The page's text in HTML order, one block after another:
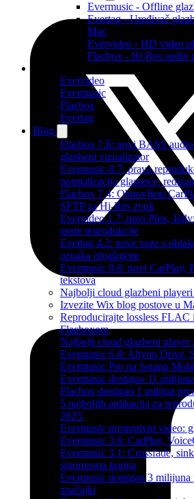
Evermusic - Offline
Evertag - Uređivač
Mac
Evervideo - HD video
Flacbox - Hi-Res audio
Evervideo
Evermusic
Flacbox
Evertag
Blog
Flacbox 7.6: novi BASS
glazbeni vizualizator
Evermusic 8.7: prava
normalizacija glasnoće,
Flacbox 7.4: Obnovljeni
SFTP za Hi-Res zvuk
Evervideo 1.7: novi Plex,
geste reprodukcije
Evertag 4.2: nove veze s
oznaka objašnjene
Evermusic 8.6: novi CarPlay,
tekstova
Najbolji cloud glazbeni
Izvezite Wix blog postove u
Reproducirajte lossless
Flacboxom
Najbolji cloud glazbeni player
Evermusic 6.8: Aliyun Drive,
Evermusic Pro na Setapp
Evermusic dostigao 11
Flacbox dostigao 1 milijun
5 najboljih aplikacija za
2025.
Evermusic promotivni video:
Evermusic 3.6: CarPlay,
Evermusic 3.1: Crossfade,
sigurnosna kopija
Evermusic dostigao 3 milijuna
značajki